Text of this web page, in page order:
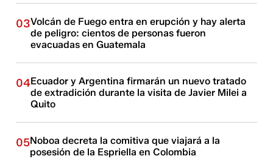
03Volcán de Fuego entra en erupción y hay alerta
de peligro: cientos de personas fueron
evacuadas en Guatemala
04Ecuador y Argentina firmarán un nuevo tratado
de extradición durante la visita de Javier Milei a
Quito
05Noboa decreta la comitiva que viajará a la
posesión de la Espriella en Colombia